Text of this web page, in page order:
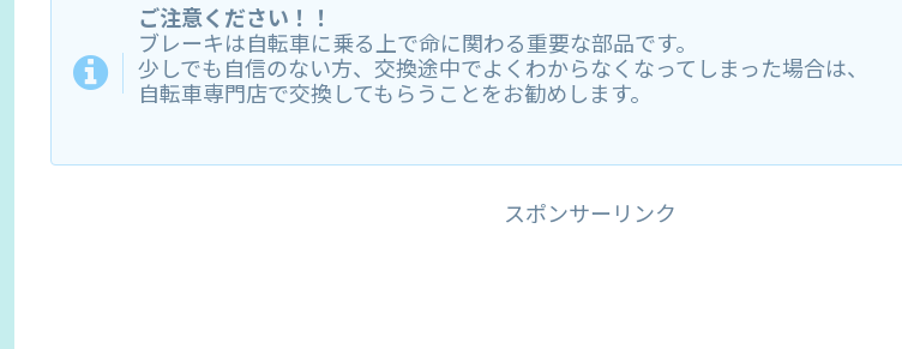
ご注意ください！！
ブレーキは自転車に乗る上で命に関わる重要な部品です。
少しでも自信のない方、交換途中でよくわからなくなってしまった場合は、
自転車専門店で交換してもらうことをお勧めします。
スポンサーリンク